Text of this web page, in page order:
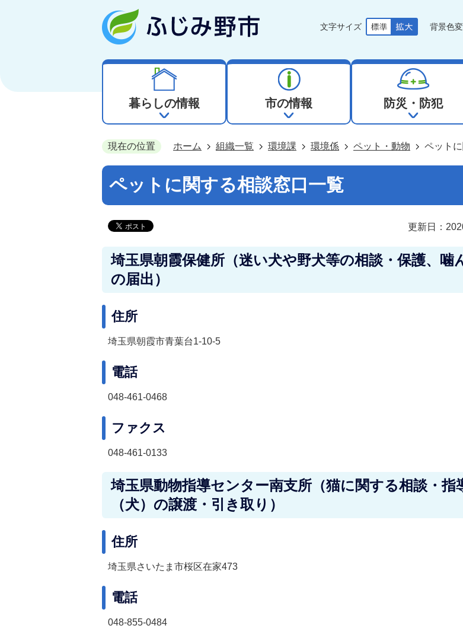
文字サイズ 背景色
暮らしの情報 市の情報 防災・防犯
現在の位置 ホーム 組織一覧 環境課 環境係 ペット・動物 ペット
ペットに関する相談窓口一覧
更新日：
埼玉県朝霞保健所（迷い犬や野犬等の相談・保護、噛
の届出）
住所
埼玉県朝霞市青葉台1-10-5
電話
048-461-0468
ファクス
048-461-0133
埼玉県動物指導センター南支所（猫に関する相談・指
（犬）の譲渡・引き取り）
住所
埼玉県さいたま市桜区在家473
電話
048-855-0484